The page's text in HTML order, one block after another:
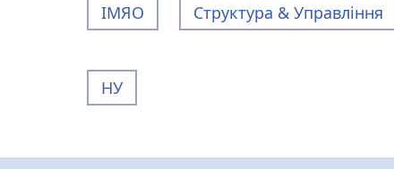
ІМЯО Структура & Управління
НУ